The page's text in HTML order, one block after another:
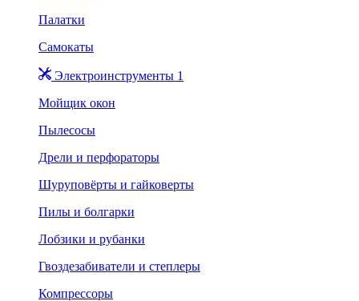
Палатки
Самокаты
Электроинструменты 1
Мойщик окон
Пылесосы
Дрели и перфораторы
Шуруповёрты и гайковерты
Пилы и болгарки
Лобзики и рубанки
Гвоздезабиватели и степлеры
Компрессоры